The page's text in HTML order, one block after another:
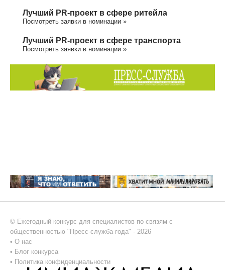
Лучший PR-проект в сфере ритейла
Посмотреть заявки в номинации »
Лучший PR-проект в сфере транспорта
Посмотреть заявки в номинации »
© Ежегодный конкурс для специалистов по связям с
общественностью "Пресс-служба года" - 2026
• О нас
• Блог конкурса
• Политика конфиденциальности